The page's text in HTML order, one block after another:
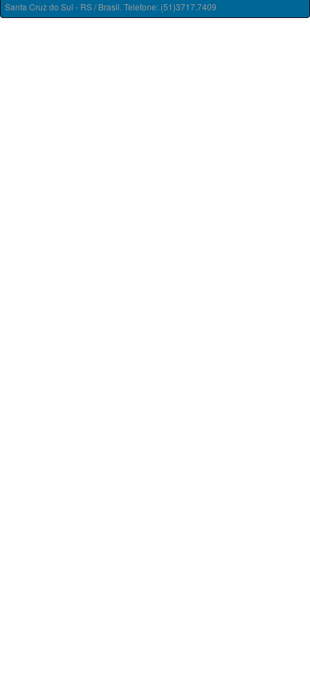
Santa Cruz do Sul - RS / Brasil. Telefone: (51)3717.7409